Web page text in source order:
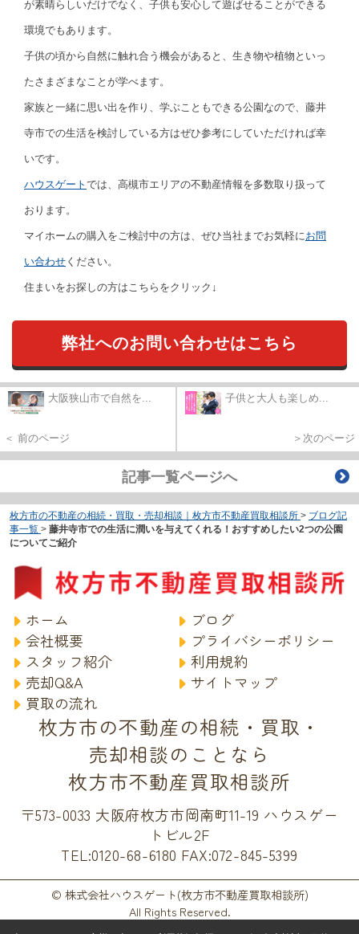
が素晴らしいだけでなく、子供も安心して遊ばせることができる
環境でもあります。
子供の頃から自然に触れ合う機会があると、生き物や植物といっ
たさまざまなことが学べます。
家族と一緒に思い出を作り、学ぶこともできる公園なので、藤井
寺市での生活を検討している方はぜひ参考にしていただければ幸
いです。
ハウスゲート では、高槻市エリアの不動産情報を多数取り扱って
おります。
マイホームの購入をご検討中の方は、ぜひ当社までお気軽にお問
い合わせ ください。
住まいをお探しの方はこちらをクリック↓
弊社へのお問い合わせはこちら
大阪狭山市で自然を...
＜ 前のページ
子供と大人も楽しめ...
＞次のページ
記事一覧ページへ
枚方市の不動産の相続・買取・売却相談｜枚方市不動産買取相談所 > ブログ記
事一覧 > 藤井寺市での生活に潤いを与えてくれる！おすすめしたい2つの公園
についてご紹介
ホーム
ブログ
会社概要
プライバシーポリシー
スタッフ紹介
利用規約
売却Q&A
サイトマップ
買取の流れ
枚方市の不動産の相続・買取・
売却相談のことなら
枚方市不動産買取相談所
〒573-0033 大阪府枚方市岡南町11-19 ハウスゲー
トビル2F
TEL:0120-68-6180 FAX:072-845-5399
© 株式会社ハウスゲート(枚方市不動産買取相談所)
All Rights Reserved.